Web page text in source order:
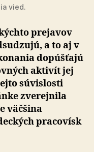
vied.
prejavov
a to aj v
dopúšťajú
aktivít jej
súvislosti
zverejnila
väčšina
pracovísk